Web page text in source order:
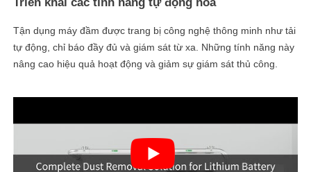
Tận dụng máy đầm được trang bị công nghệ thông minh như tải
tự động, chỉ báo đầy đủ và giám sát từ xa. Những tính năng này
nâng cao hiệu quả hoạt động và giảm sự giám sát thủ công.